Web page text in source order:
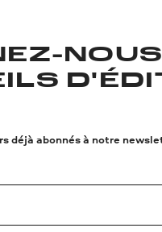
déjà abonnés à notre